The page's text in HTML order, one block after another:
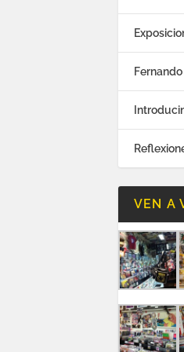
VEN A